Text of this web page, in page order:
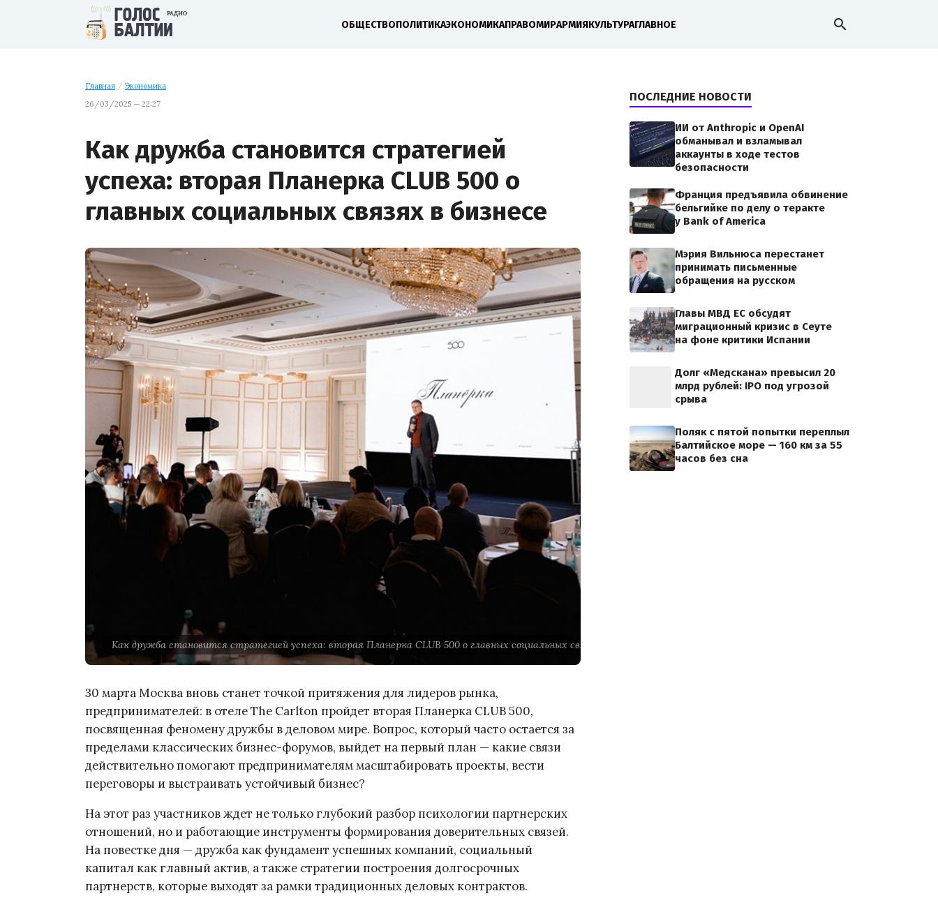
ОБЩЕСТВОПОЛИТИКАЭКОНОМИКАПРАВОМИРАРМИЯКУЛЬТУРАГЛАВНОЕ search
Главная / Экономика
26/03/2025 — 22:27
Как дружба становится стратегией
успеха: вторая Планерка CLUB 500 о
главных социальных связях в бизнесе
Как дружба становится стратегией успеха: вторая Планерка CLUB 500 о главных социальных связях в бизнесе
30 марта Москва вновь станет точкой притяжения для лидеров рынка,
предпринимателей: в отеле The Carlton пройдет вторая Планерка CLUB 500,
посвященная феномену дружбы в деловом мире. Вопрос, который часто остается за
пределами классических бизнес-форумов, выйдет на первый план — какие связи
действительно помогают предпринимателям масштабировать проекты, вести
переговоры и выстраивать устойчивый бизнес?
На этот раз участников ждет не только глубокий разбор психологии партнерских
отношений, но и работающие инструменты формирования доверительных связей.
На повестке дня — дружба как фундамент успешных компаний, социальный
капитал как главный актив, а также стратегии построения долгосрочных
партнерств, которые выходят за рамки традиционных деловых контрактов.
ПОСЛЕДНИЕ НОВОСТИ
ИИ от Anthropic и OpenAI
обманывал и взламывал
аккаунты в ходе тестов
безопасности
Франция предъявила обвинение
бельгийке по делу о теракте
у Bank of America
Мэрия Вильнюса перестанет
принимать письменные
обращения на русском
Главы МВД ЕС обсудят
миграционный кризис в Сеуте
на фоне критики Испании
Долг «Медскана» превысил 20
млрд рублей: IPO под угрозой
срыва
Поляк с пятой попытки переплыл
Балтийское море — 160 км за 55
часов без сна